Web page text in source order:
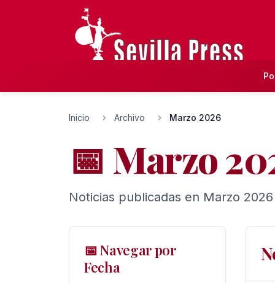
Inicio Archivo Marzo 2026
📅 Marzo
Noticias publicadas en Marzo
📅 Navegar por
Fecha